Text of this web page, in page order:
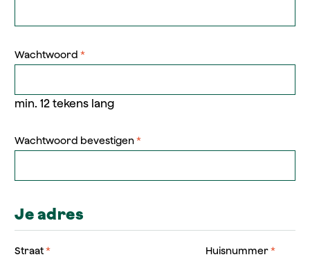
Wachtwoord *
min. 12 tekens lang
Wachtwoord bevestigen*
Je adres
Straat* Huisnummer*